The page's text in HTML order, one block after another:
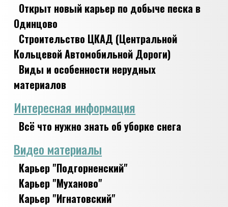
Открыт новый карьер по добыче песка в
Одинцово
Строительство ЦКАД (Центральной
Кольцевой Автомобильной Дороги)
Виды и особенности нерудных
материалов
Интересная информация
Всё что нужно знать об уборке снега
Видео материалы
Карьер "Подгорненский"
Карьер "Муханово"
Карьер "Игнатовский"